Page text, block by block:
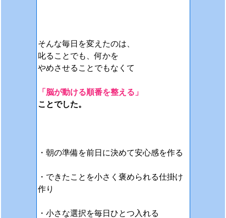
そんな毎日を変えたのは、
叱ることでも、何かを
やめさせることでもなくて
「脳が動ける順番を整える」
ことでした。
・朝の準備を前日に決めて安心感を作る
・できたことを小さく褒められる仕掛け
作り
・小さな選択を毎日ひとつ入れる